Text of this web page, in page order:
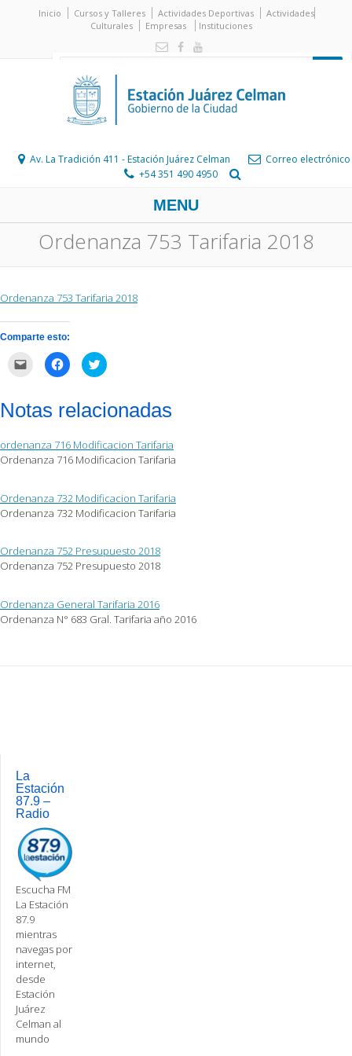
Inicio Cursos y Talleres Actividades Deportivas
Actividades
Culturales
Empresas Instituciones
Av. La Tradición 411 - Estación Juárez Celman
Correo electrónico
+54 351 490 4950
MENU
Ordenanza 753 Tarifaria 2018
Ordenanza 753 Tarifaria 2018
Comparte esto:
correo
electrónico
amigo
(Se
abre
ventana
nueva)
Haz
clic
Facebook
(Se
una
ventana
nueva)
Haz
clic
en
Twitter
(Se
una
ventana
nueva)
Notas relacionadas
ordenanza 716 Modificacion Tarifaria
Ordenanza 716 Modificacion Tarifaria
Ordenanza 732 Modificacion Tarifaria
Ordenanza 732 Modificacion Tarifaria
Ordenanza 752 Presupuesto 2018
Ordenanza 752 Presupuesto 2018
Ordenanza General Tarifaria 2016
Ordenanza N° 683 Gral. Tarifaria año 2016
La
Estación
87.9 –
Radio
Escucha FM
La Estación
87.9
mientras
navegas por
internet,
desde
Estación
Juárez
Celman al
mundo